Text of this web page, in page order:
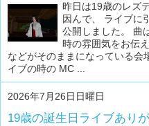
昨日は19歳のレズ
因んで、 ライブに
公開しました。 曲
時の雰囲気をお伝
などがそのままになっている会
イブの時の MC ...
2026年7月26日日曜日
19歳の誕生日ライブあり